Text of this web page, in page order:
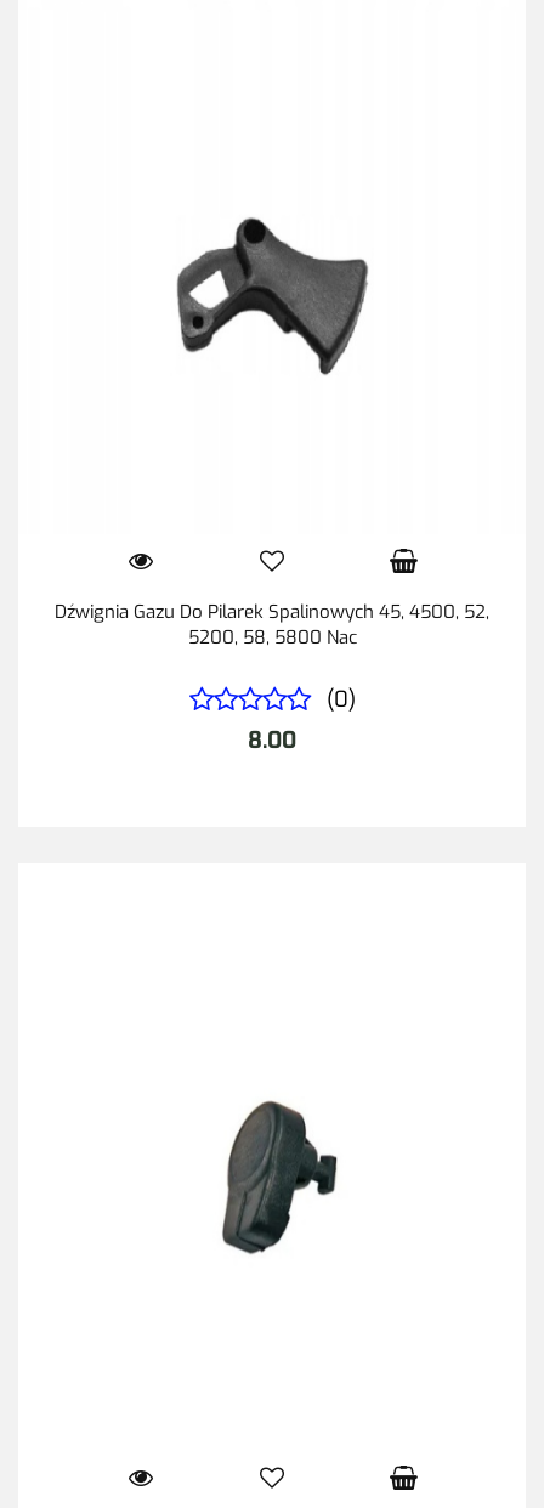
Dźwignia Gazu Do Pilarek Spalinowych 45, 4500, 52,
5200, 58, 5800 Nac
(0)
8.00